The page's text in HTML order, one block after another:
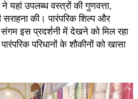
यहां उपलब्ध वस्त्रों की गुणवत्ता,
सराहना की। पारंपरिक शिल्प और
इस प्रदर्शनी में देखने को मिल रहा
परिधानों के शौकीनों को खासा